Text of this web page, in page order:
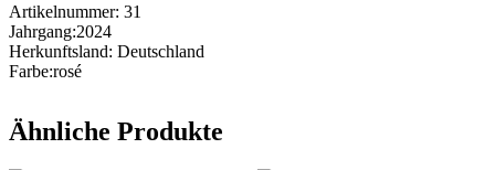
Artikelnummer: 31
Jahrgang:2024
Herkunftsland: Deutschland
Farbe:rosé
Ähnliche Produkte